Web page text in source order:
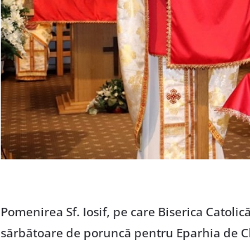
Pomenirea Sf. Iosif, pe care Biserica
sărbătoare de poruncă pentru Eparhia de